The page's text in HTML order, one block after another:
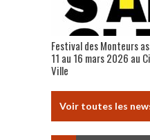
Festival des Monteurs
11 au 16 mars 2026 au
Ville
Voir toutes les